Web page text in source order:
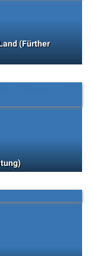
(Fürther